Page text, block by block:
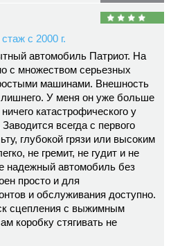
с 2000 г.
автомобиль Патриот. На
с множеством серьезных
машинами. Внешность
лишнего. У меня он уже больше
катастрофического у
всегда с первого
глубокой грязи или высоким
не гремит, не гудит и не
надежный автомобиль без
просто и для
и обслуживания доступно.
сцепления с выжимным
коробку стягивать не